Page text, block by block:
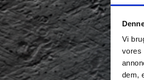
Vi
vores
dem,